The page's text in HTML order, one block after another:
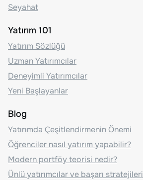
Seyahat
Yatırım 101
Yatırım Sözlüğü
Uzman Yatırımcılar
Deneyimli Yatırımcılar
Yeni Başlayanlar
Blog
Yatırımda Çeşitlendirmenin Önemi
Öğrenciler nasıl yatırım yapabilir?
Modern portföy teorisi nedir?
Ünlü yatırımcılar ve başarı stratejileri